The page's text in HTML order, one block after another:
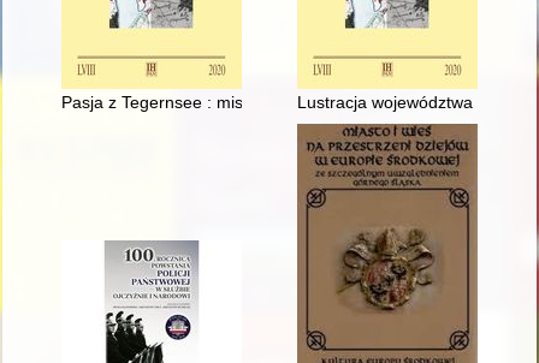
Pasja z Tegernsee : misja u pogan, liturgia i kreacja
Lustracja województwa